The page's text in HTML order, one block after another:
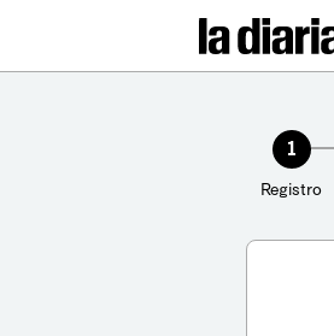
1
Registro